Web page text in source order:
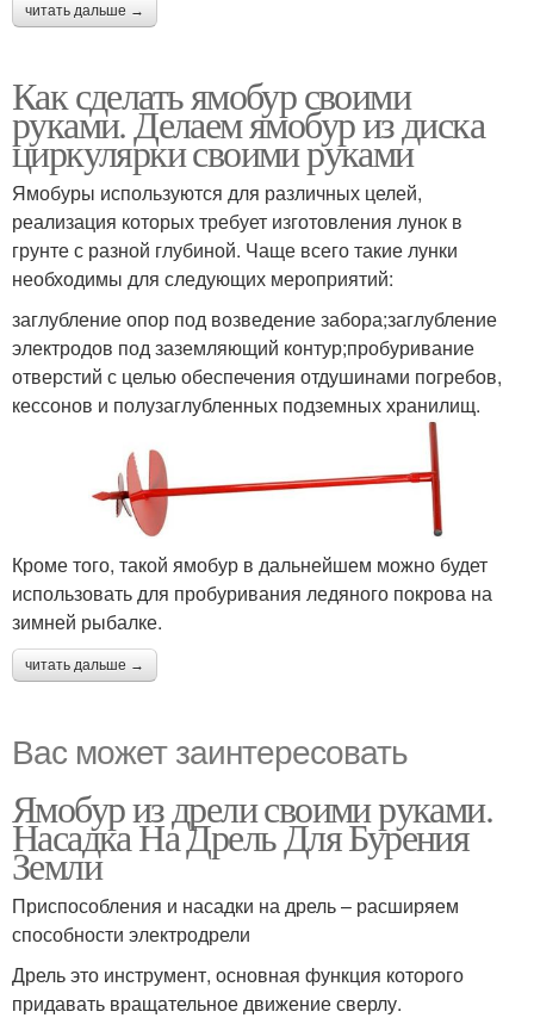
читать дальше →
Как сделать ямобур своими
руками. Делаем ямобур из диска
циркулярки своими руками
Ямобуры используются для различных целей,
реализация которых требует изготовления лунок в
грунте с разной глубиной. Чаще всего такие лунки
необходимы для следующих мероприятий:
заглубление опор под возведение забора;заглубление
электродов под заземляющий контур;пробуривание
отверстий с целью обеспечения отдушинами погребов,
кессонов и полузаглубленных подземных хранилищ.
Кроме того, такой ямобур в дальнейшем можно будет
использовать для пробуривания ледяного покрова на
зимней рыбалке.
читать дальше →
Вас может заинтересовать
Ямобур из дрели своими руками.
Насадка На Дрель Для Бурения
Земли
Приспособления и насадки на дрель – расширяем
способности электродрели
Дрель это инструмент, основная функция которого
придавать вращательное движение сверлу.